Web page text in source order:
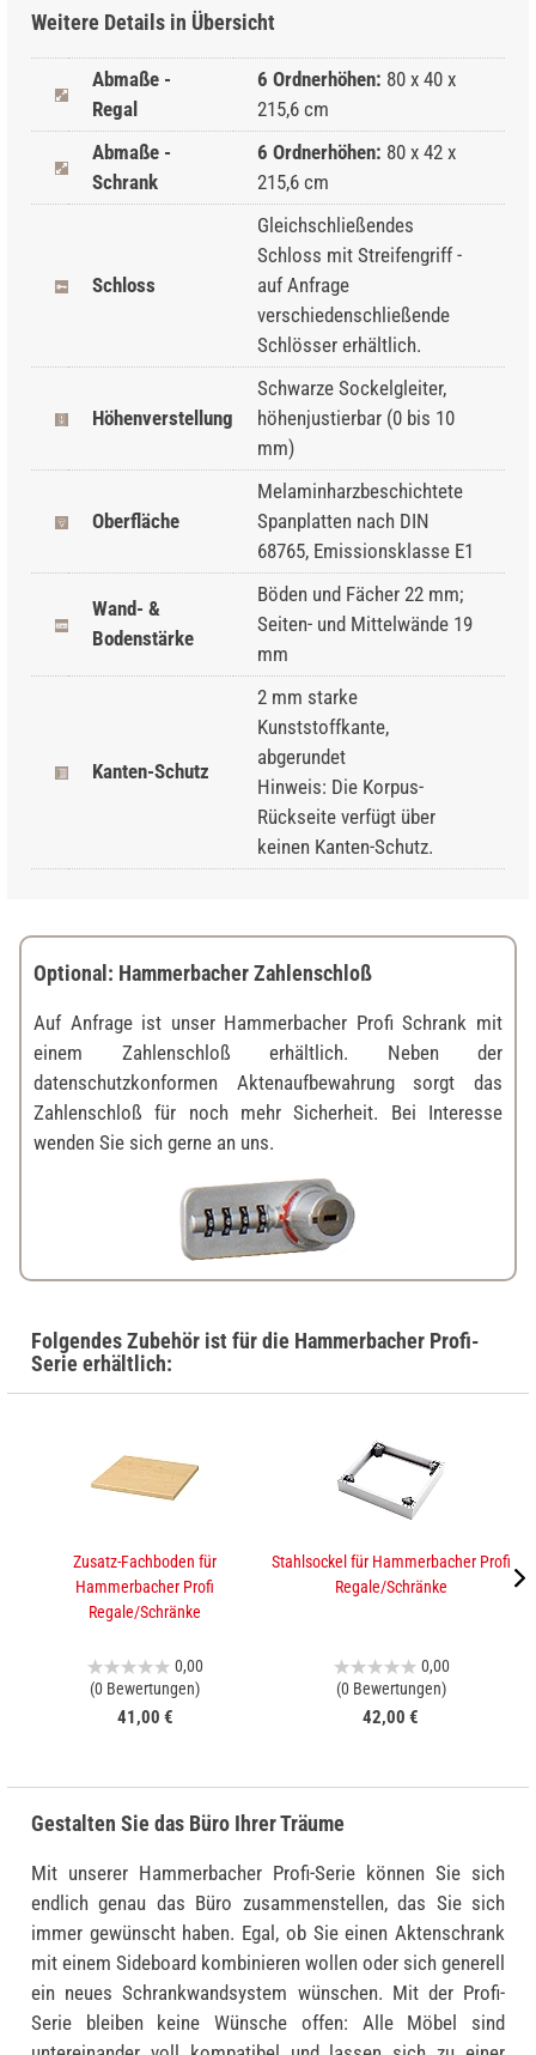
Weitere Details in Übersicht
Abmaße -
Regal
6 Ordnerhöhen: 80 x 40 x
215,6 cm
Abmaße -
Schrank
6 Ordnerhöhen: 80 x 42 x
215,6 cm
Schloss
Gleichschließendes
Schloss mit Streifengriff -
auf Anfrage
verschiedenschließende
Schlösser erhältlich.
Höhenverstellung
Schwarze Sockelgleiter,
höhenjustierbar (0 bis 10
mm)
Oberfläche
Melaminharzbeschichtete
Spanplatten nach DIN
68765, Emissionsklasse E1
Wand- &
Bodenstärke
Böden und Fächer 22 mm;
Seiten- und Mittelwände 19
mm
Kanten-Schutz
2 mm starke
Kunststoffkante,
abgerundet
Hinweis: Die Korpus-
Rückseite verfügt über
keinen Kanten-Schutz.
Optional: Hammerbacher Zahlenschloß
Auf Anfrage ist unser Hammerbacher Profi Schrank mit
einem Zahlenschloß erhältlich. Neben der
datenschutzkonformen Aktenaufbewahrung sorgt das
Zahlenschloß für noch mehr Sicherheit. Bei Interesse
wenden Sie sich gerne an uns.
Folgendes Zubehör ist für die Hammerbacher Profi-
Serie erhältlich:
Zusatz-Fachboden für
Hammerbacher Profi
Regale/Schränke
0,00
(0 Bewertungen)
41,00 €
Stahlsockel für Hammerbacher Profi
Regale/Schränke
0,00
(0 Bewertungen)
42,00 €
Gestalten Sie das Büro Ihrer Träume
Mit unserer Hammerbacher Profi-Serie können Sie sich
endlich genau das Büro zusammenstellen, das Sie sich
immer gewünscht haben. Egal, ob Sie einen Aktenschrank
mit einem Sideboard kombinieren wollen oder sich generell
ein neues Schrankwandsystem wünschen. Mit der Profi-
Serie bleiben keine Wünsche offen: Alle Möbel sind